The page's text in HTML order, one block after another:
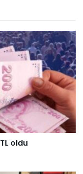
oldu